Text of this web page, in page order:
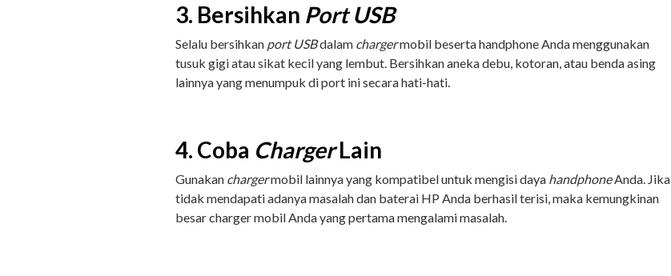
3. Bersihkan Port USB
Selalu bersihkan port USBdalam chargermobil beserta handphone Anda menggunakan
tusuk gigi atau sikat kecil yang lembut. Bersihkan aneka debu, kotoran, atau benda asing
lainnya yang menumpuk di port ini secara hati-hati.
4. Coba ChargerLain
Gunakan chargermobil lainnya yang kompatibel untuk mengisi daya handphoneAnda. Jika
tidak mendapati adanya masalah dan baterai HP Anda berhasil terisi, maka kemungkinan
besar charger mobil Anda yang pertama mengalami masalah.